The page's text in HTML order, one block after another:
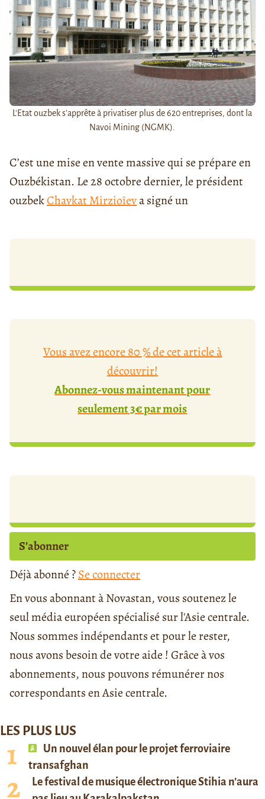
L'Etat ouzbek s'apprête à privatiser plus de 620 entreprises, dont la
Navoi Mining (NGMK).
C’est une mise en vente massive qui se prépare en
Ouzbékistan. Le 28 octobre dernier, le président
ouzbekChavkat Mirzioïeva signé un
Vous avez encore 80 % de cet article à
découvrir!
Abonnez-vous maintenant pour
seulement 3€ par mois
S’abonner
Déjà abonné ?Se connecter
En vous abonnant à Novastan, vous soutenez le
seul média européen spécialisé sur l'Asie centrale.
Nous sommes indépendants et pour le rester,
nous avons besoin de votre aide ! Grâce à vos
abonnements, nous pouvons rémunérer nos
correspondants en Asie centrale.
LES PLUS LUS
Un nouvel élan pour le projet ferroviaire
transafghan
Le festival de musique électronique Stihia n’aura